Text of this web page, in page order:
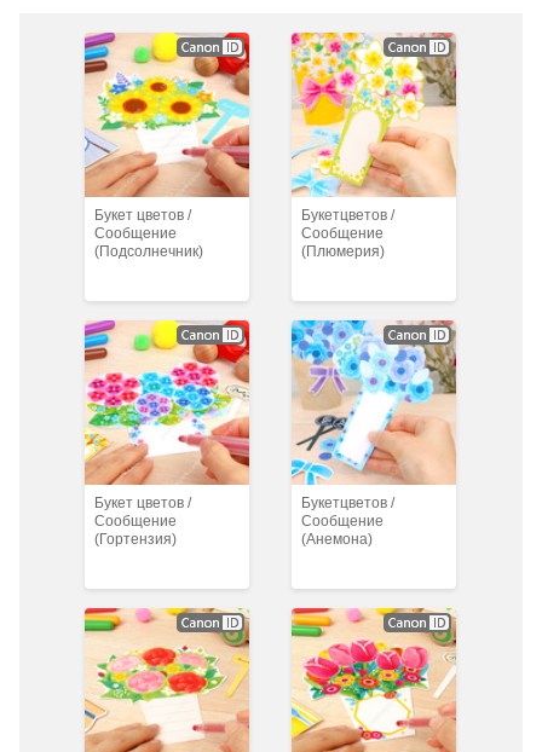
Букет цветов /
Сообщение
(Подсолнечник)
Букетцветов /
Сообщение
(Плюмерия)
Букет цветов /
Сообщение
(Гортензия)
Букетцветов /
Сообщение
(Анемона)